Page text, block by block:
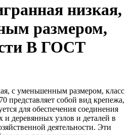
низкая,
размером,
В ГОСТ
с уменьшенным размером, класс
представляет собой вид крепежа,
для обеспечения соединения
и деревянных узлов и деталей в
деятельности. Эти